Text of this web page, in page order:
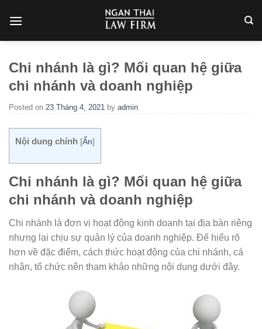
Chi nhánh là gì? Mối quan hệ giữa
chi nhánh và doanh nghiệp
Posted on 23 Tháng 4, 2021 by admin
Nội dung chính [Ẩn]
Chi nhánh là gì? Mối quan hệ giữa
chi nhánh và doanh nghiệp
Chi nhánh là đơn vị hoạt động kinh doanh tại địa bàn riêng
nhưng lại chịu sự quản lý của doanh nghiệp. Để hiểu rõ
hơn về đặc điểm, cách thức hoạt động của chi nhánh, cá
nhân, tổ chức nên tham khảo những nội dung dưới đây.